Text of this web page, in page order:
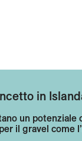
in
un potenziale
il gravel come